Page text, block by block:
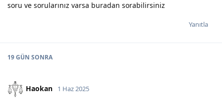
soru ve sorularınız varsa buradan sorabilirsiniz
Yanıtla
19 GÜN SONRA
Haokan 1 Haz 2025